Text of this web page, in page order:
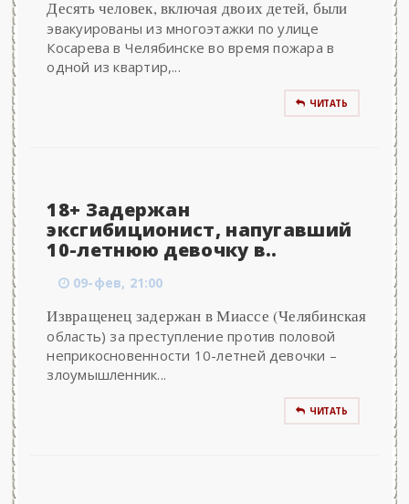
Десять человек, включая двоих детей, были
эвакуированы из многоэтажки по улице
Косарева в Челябинске во время пожара в
одной из квартир,...
ЧИТАТЬ
18+ Задержан
эксгибиционист, напугавший
10-летнюю девочку в..
09-фев, 21:00
Извращенец задержан в Миассе (Челябинская
область) за преступление против половой
неприкосновенности 10-летней девочки –
злоумышленник...
ЧИТАТЬ